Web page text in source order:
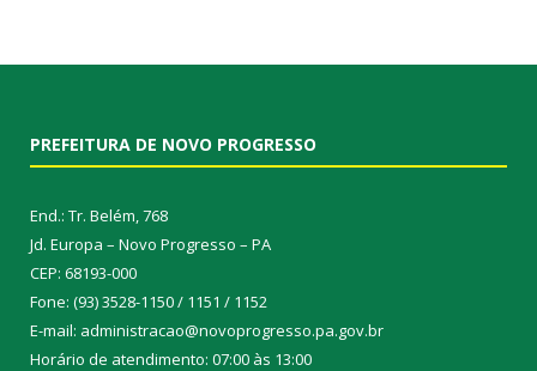
PREFEITURA DE NOVO PROGRESSO
End.: Tr. Belém, 768
Jd. Europa – Novo Progresso – PA
CEP: 68193-000
Fone: (93) 3528-1150 / 1151 / 1152
E-mail: administracao@novoprogresso.pa.gov.br
Horário de atendimento: 07:00 às 13:00